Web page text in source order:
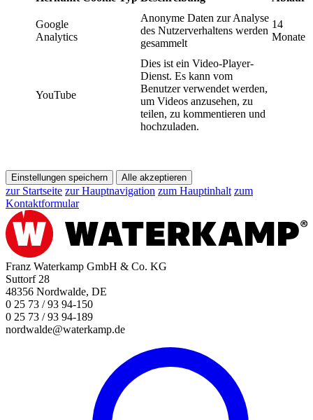
Google
Analytics
Anonyme Daten zur Analyse
des Nutzerverhaltens werden
gesammelt
14
Monate
YouTube
Dies ist ein Video-Player-
Dienst. Es kann vom
Benutzer verwendet werden,
um Videos anzusehen, zu
teilen, zu kommentieren und
hochzuladen.
Einstellungen speichern Alle akzeptieren
zur Startseite zur Hauptnavigation zum Hauptinhalt zum
Kontaktformular
Franz Waterkamp GmbH & Co. KG
Suttorf 28
48356 Nordwalde, DE
0 25 73 / 93 94-150
0 25 73 / 93 94-189
nordwalde@waterkamp.de